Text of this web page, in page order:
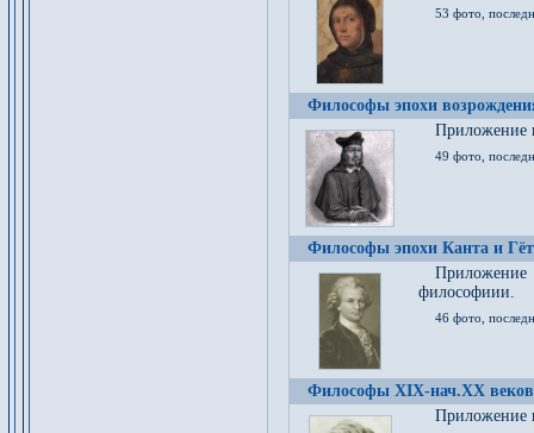
53 фото,
Философы эпохи
Приложение
49 фото,
Философы эпохи Канта и
философиии.
46 фото,
Философы XIX-нач.XX веков
Приложение